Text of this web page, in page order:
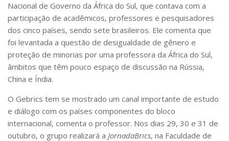
Nacional de Governo da África do Sul, que contava com a
participação de acadêmicos, professores e pesquisadores
dos cinco países, sendo sete brasileiros. Ele comenta que
foi levantada a questão de desigualdade de gênero e
proteção de minorias por uma professora da África do Sul,
âmbitos que têm pouco espaço de discussão na Rússia,
China e Índia.
O Gebrics tem se mostrado um canal importante de estudo
e diálogo com os países componentes do bloco
internacional, comenta o professor. Nos dias 29, 30 e 31 de
outubro, o grupo realizará a JornadaBrics, na Faculdade de